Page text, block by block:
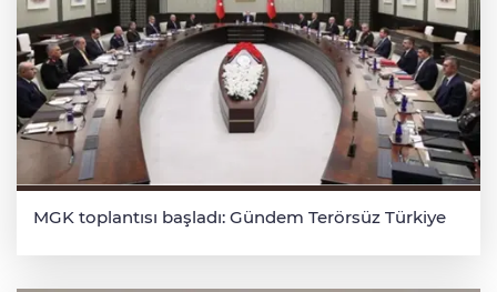
MGK toplantısı başladı: Gündem Terörsüz Türkiye